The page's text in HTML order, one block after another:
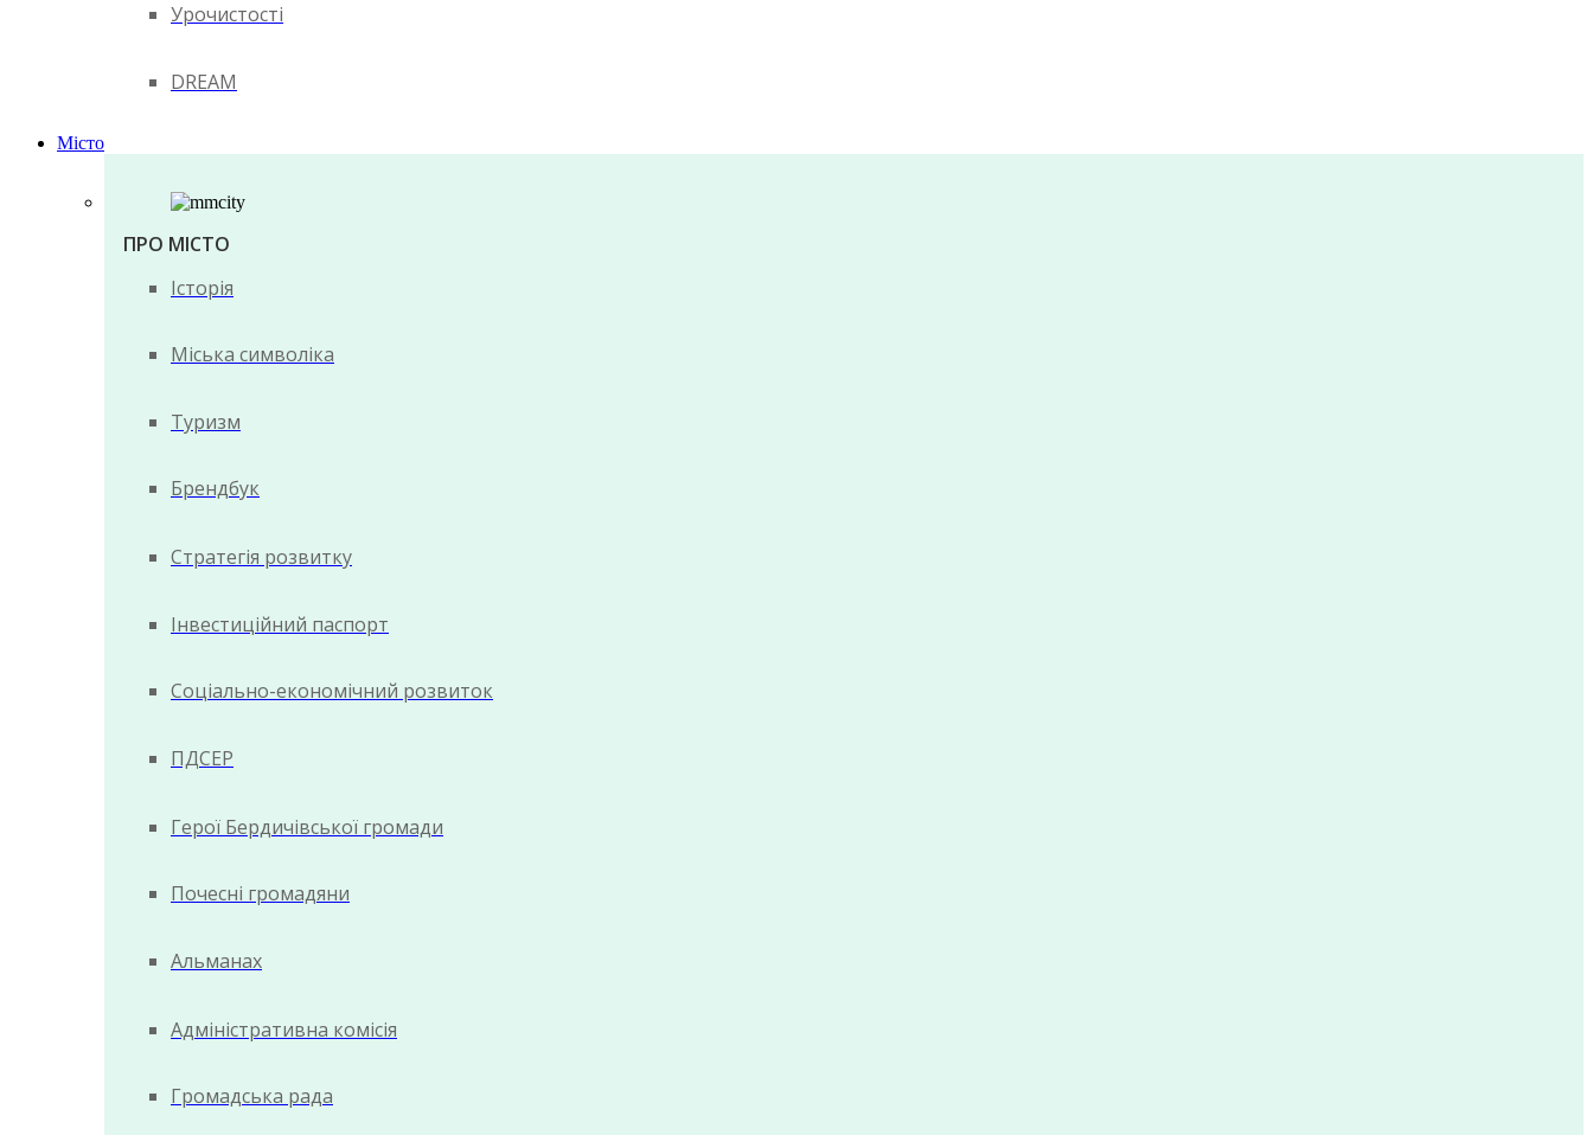
Урочистості
DREAM
Місто
ПРО МІСТО
Історія
Міська символіка
Туризм
Брендбук
Стратегія розвитку
Інвестиційний паспорт
Соціально-економічний розвиток
ПДСЕР
Герої Бердичівської громади
Почесні громадяни
Альманах
Адміністративна комісія
Громадська рада